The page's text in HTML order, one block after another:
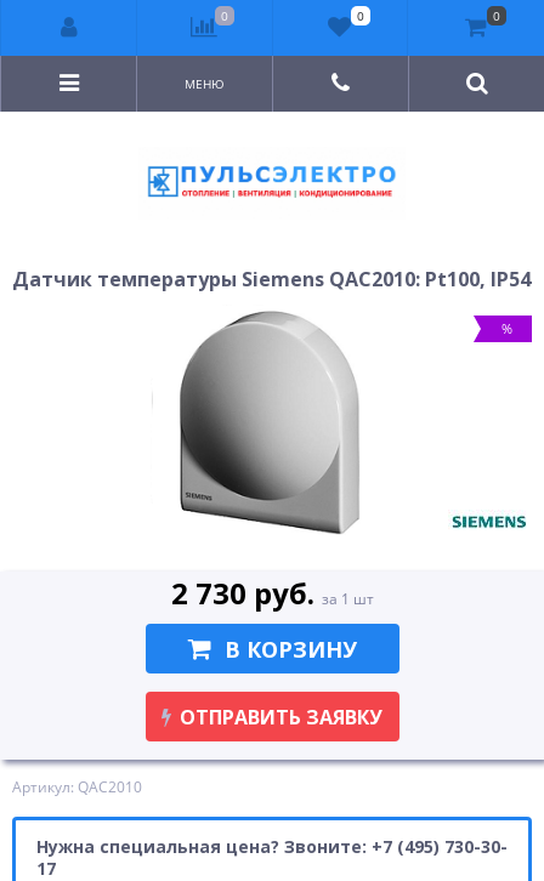
МЕНЮ
Датчик температуры Siemens QAC2010: Pt100, IP54
%
Артикул: QAC2010
Нужна специальная цена? Звоните: +7 (495) 730-30-
17
2 730 руб. за 1 шт
В КОРЗИНУ
ОТПРАВИТЬ ЗАЯВКУ
0 0 0